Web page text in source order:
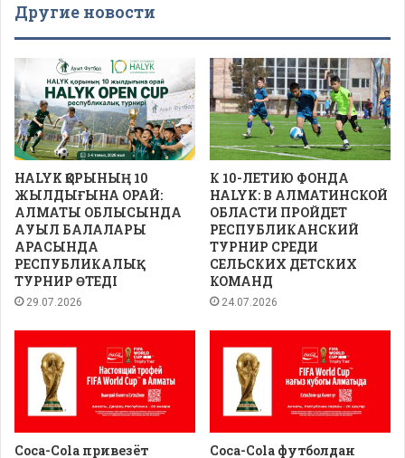
Другие новости
HALYK ҚОРЫНЫҢ 10
ЖЫЛДЫҒЫНА ОРАЙ:
АЛМАТЫ ОБЛЫСЫНДА
АУЫЛ БАЛАЛАРЫ
АРАСЫНДА
РЕСПУБЛИКАЛЫҚ
ТУРНИР ӨТЕДІ
29.07.2026
К 10-ЛЕТИЮ ФОНДА
HALYK: В АЛМАТИНСКОЙ
ОБЛАСТИ ПРОЙДЕТ
РЕСПУБЛИКАНСКИЙ
ТУРНИР СРЕДИ
СЕЛЬСКИХ ДЕТСКИХ
КОМАНД
24.07.2026
Coca-Cola привезёт Coca-Cola футболдан